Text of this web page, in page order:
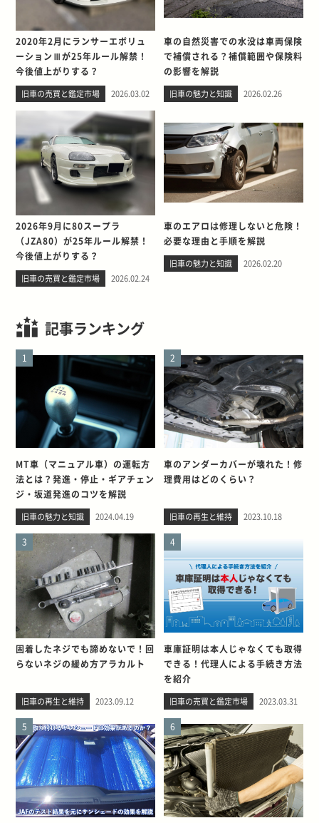
2020年2月にランサーエボリュ
ーションⅢが25年ルール解禁！
今後値上がりする？
旧車の売買と鑑定市場 2026.03.02
車の自然災害での水没は車両保険
で補償される？補償範囲や保険料
の影響を解説
旧車の魅力と知識 2026.02.26
2026年9月に80スープラ
（JZA80）が25年ルール解禁！
今後値上がりする？
旧車の売買と鑑定市場 2026.02.24
車のエアロは修理しないと危険！
必要な理由と手順を解説
旧車の魅力と知識 2026.02.20
記事ランキング
1
MT車（マニュアル車）の運転方
法とは？発進・停止・ギアチェン
ジ・坂道発進のコツを解説
旧車の魅力と知識 2024.04.19
2
車のアンダーカバーが壊れた！修
理費用はどのくらい？
旧車の再生と維持 2023.10.18
3
固着したネジでも諦めないで！回
らないネジの緩め方アラカルト
旧車の再生と維持 2023.09.12
4
車庫証明は本人じゃなくても取得
できる！代理人による手続き方法
を紹介
旧車の売買と鑑定市場 2023.03.31
5 6